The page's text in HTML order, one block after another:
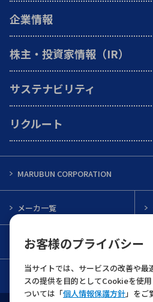
お客様のプライバシー
当サイトでは、サービスの改善や最
スの提供を目的としてCookieを使
ついては「個人情報保護方針」をご
企業情報
株主・投資家情報（IR）
サステナビリティ
リクルート
MARUBUN CORPORATION
メーカ一覧
インフォメーション
お問い合わせ